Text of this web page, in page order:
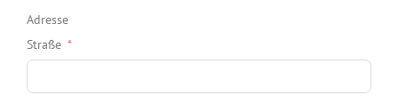
Adresse
Straße